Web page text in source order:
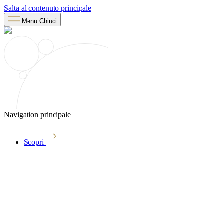
Salta al contenuto principale
Menu Chiudi
Navigation principale
Scopri